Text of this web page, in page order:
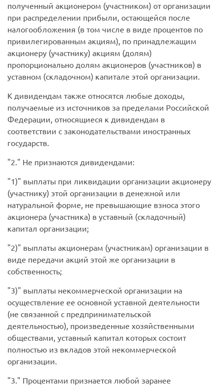
полученный акционером (участником) от организации
при распределении прибыли, остающейся после
налогообложения (в том числе в виде процентов по
привилегированным акциям), по принадлежащим
акционеру (участнику) акциям (долям)
пропорционально долям акционеров (участников) в
уставном (складочном) капитале этой организации.
К дивидендам также относятся любые доходы,
получаемые из источников за пределами Российской
Федерации, относящиеся к дивидендам в
соответствии с законодательствами иностранных
государств.
2.
Не признаются дивидендами:
1)
выплаты при ликвидации организации акционеру
(участнику) этой организации в денежной или
натуральной форме, не превышающие взноса этого
акционера (участника) в уставный (складочный)
капитал организации;
2)
выплаты акционерам (участникам) организации в
виде передачи акций этой же организации в
собственность;
3)
выплаты некоммерческой организации на
осуществление ее основной уставной деятельности
(не связанной с предпринимательской
деятельностью), произведенные хозяйственными
обществами, уставный капитал которых состоит
полностью из вкладов этой некоммерческой
организации.
3.
Процентами признается любой заранее